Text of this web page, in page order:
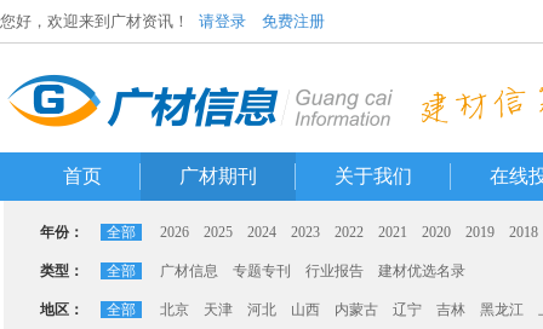
您好，欢迎来到广材资讯！ 请登录 免费注册
首页 广材期刊 关于我们 在线
年份： 全部 2026 2025 2024 2023 2022 2021 2020 2019 2018
类型： 全部 广材信息 专题专刊 行业报告 建材优选名录
地区： 全部 北京 天津 河北 山西 内蒙古 辽宁 吉林 黑龙江